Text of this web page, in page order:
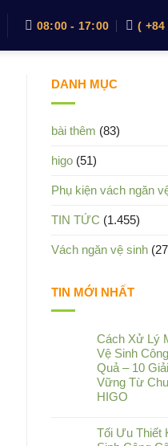
08:00 - 17:00 ( +84
DANH MỤC
bài thêm (83)
higo (51)
Phụ kiện vách ngăn
TIN TỨC (1.455)
Vách ngăn vệ sinh
TIN MỚI NHẤT
Cách Xử Lý
Vệ Sinh
Quả – 10
Vững Từ
HIGO
Tối Ưu Thiết